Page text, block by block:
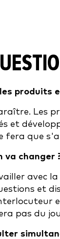
produits
Les
et
fera que
va changer
avec
et
pas du